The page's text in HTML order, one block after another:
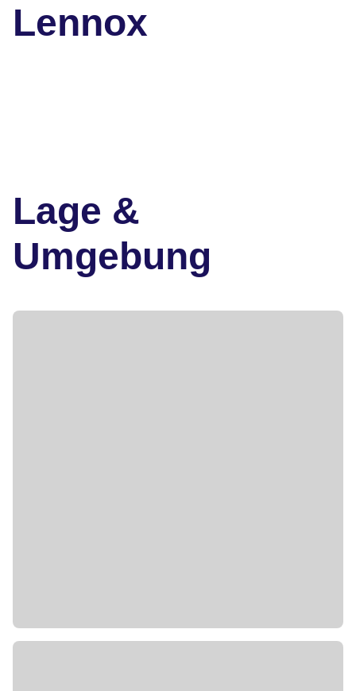
Lennox
Lage &
Umgebung